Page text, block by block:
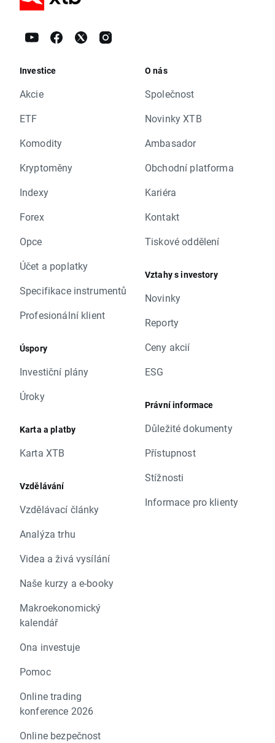
Investice
Akcie
ETF
Komodity
Kryptoměny
Indexy
Forex
Opce
Účet a poplatky
Specifikace instrumentů
Profesionální klient
Úspory
Investiční plány
Úroky
Karta a platby
Karta XTB
Vzdělávání
Vzdělávací články
Analýza trhu
Videa a živá vysílání
Naše kurzy a e-booky
Makroekonomický
kalendář
Ona investuje
Pomoc
Online trading
konference 2026
Online bezpečnost
O nás
Společnost
Novinky XTB
Ambasador
Obchodní platforma
Kariéra
Kontakt
Tiskové oddělení
Vztahy s investory
Novinky
Reporty
Ceny akcií
ESG
Právní informace
Důležité dokumenty
Přístupnost
Stížnosti
Informace pro klienty